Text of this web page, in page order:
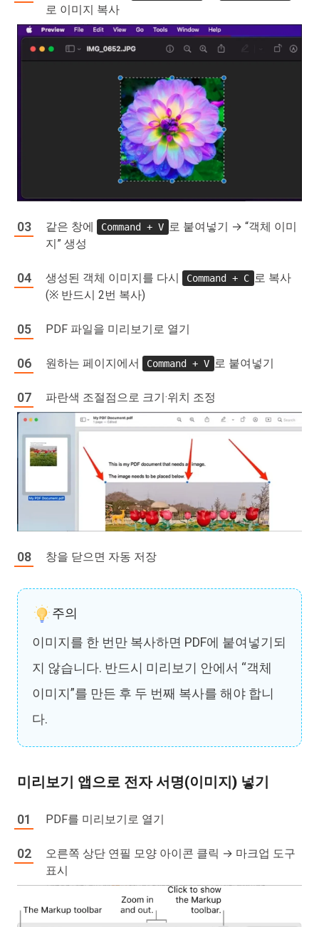
로 이미지 복사
같은 창에 Command + V 로 붙여넣기 → “객체 이미
지” 생성
생성된 객체 이미지를 다시 Command + C 로 복사
(※ 반드시 2번 복사)
PDF 파일을 미리보기로 열기
원하는 페이지에서 Command + V 로 붙여넣기
파란색 조절점으로 크기·위치 조정
창을 닫으면 자동 저장
주의
이미지를 한 번만 복사하면 PDF에 붙여넣기되
지 않습니다. 반드시 미리보기 안에서 “객체
이미지”를 만든 후 두 번째 복사를 해야 합니
다.
미리보기 앱으로 전자 서명(이미지) 넣기
PDF를 미리보기로 열기
오른쪽 상단 연필 모양 아이콘 클릭 → 마크업 도구
표시